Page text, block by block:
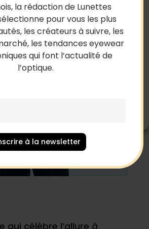
des données telles que le comportement
uniques sur ce site. Le fait de ne pas
son consentement peut avoir un effet négatif
et fonctions.
Accepter
Refuser
de cookies
qui célèbre l’allure à
la rédaction de Lunettes
pour vous les plus
les créateurs à suivre, les
les tendances eyewear
qui font l’actualité de
l’optique.
à la newsletter